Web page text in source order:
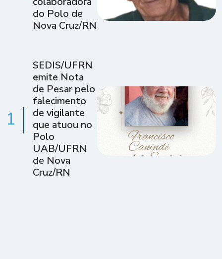
do Polo de
Nova Cruz/RN
1
SEDIS/UFRN
emite Nota
de Pesar pelo
falecimento
de vigilante
que atuou no
Polo
UAB/UFRN
de Nova
Cruz/RN